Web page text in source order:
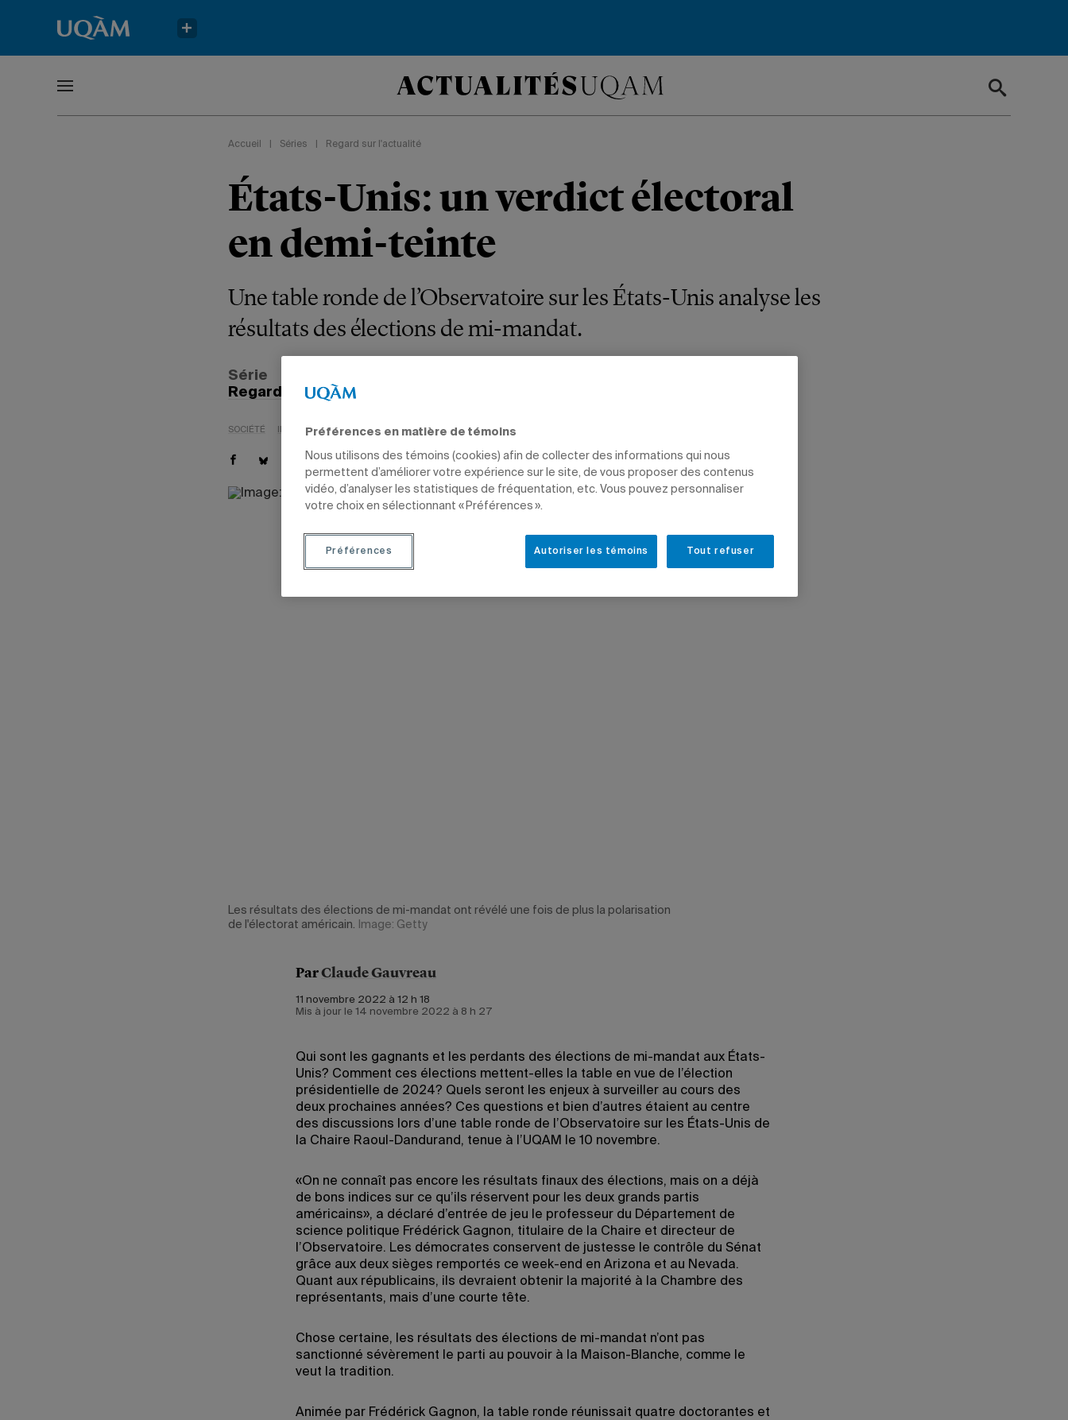
Accueil Séries Regard sur l'actualité
États-Unis: un verdict électoral
en demi-teinte
Une table ronde de l’Observatoire sur les États-Unis analyse les
résultats des élections de mi-mandat.
Série
Regard sur l'actualité
SOCIÉTÉ INTERNATIONAL ÉTUDIANTS PROFESSEURS
Les résultats des élections de mi-mandat ont révélé une fois de plus la polarisation
de l'électorat américain.
Image: Getty
ParClaude Gauvreau
11 novembre 2022 à 12 h 18
Mis à jour le 14 novembre 2022 à 8 h 27
Qui sont les gagnants et les perdants des élections de mi-mandat aux États-
Unis? Comment ces élections mettent-elles la table en vue de l’élection
présidentielle de 2024? Quels seront les enjeux à surveiller au cours des
deux prochaines années? Ces questions et bien d’autres étaient au centre
des discussions lors d’une table ronde de l’Observatoire sur les États-Unis de
la Chaire Raoul-Dandurand, tenue à l’UQAM le 10 novembre.
«On ne connaît pas encore les résultats finaux des élections, mais on a déjà
de bons indices sur ce qu’ils réservent pour les deux grands partis
américains», a déclaré d’entrée de jeu le professeur du Département de
science politique Frédérick Gagnon, titulaire de la Chaire et directeur de
l’Observatoire. Les démocrates conservent de justesse le contrôle du Sénat
grâce aux deux sièges remportés ce week-end en Arizona et au Nevada.
Quant aux républicains, ils devraient obtenir la majorité à la Chambre des
représentants, mais d’une courte tête.
Chose certaine, les résultats des élections de mi-mandat n’ont pas
sanctionné sévèrement le parti au pouvoir à la Maison-Blanche, comme le
veut la tradition.
Animée par Frédérick Gagnon, la table ronde réunissait quatre doctorantes et
Préférences en matière de témoins
Nous utilisons des témoins (cookies) afin de collecter des informations qui nous
permettent d’améliorer votre expérience sur le site, de vous proposer des contenus
vidéo, d’analyser les statistiques de fréquentation, etc. Vous pouvez personnaliser
votre choix en sélectionnant « Préférences ».
Tout refuser
Autoriser les témoins
Préférences